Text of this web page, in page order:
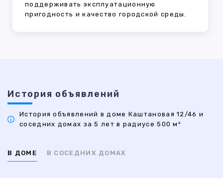
поддерживать эксплуатационную
пригодность и качество городской среды.
История объявлений
История объявлений в доме Каштановая 12/46 и
соседних домах за 5 лет в радиусе 500 м²
В ДОМЕ В СОСЕДНИХ ДОМАХ